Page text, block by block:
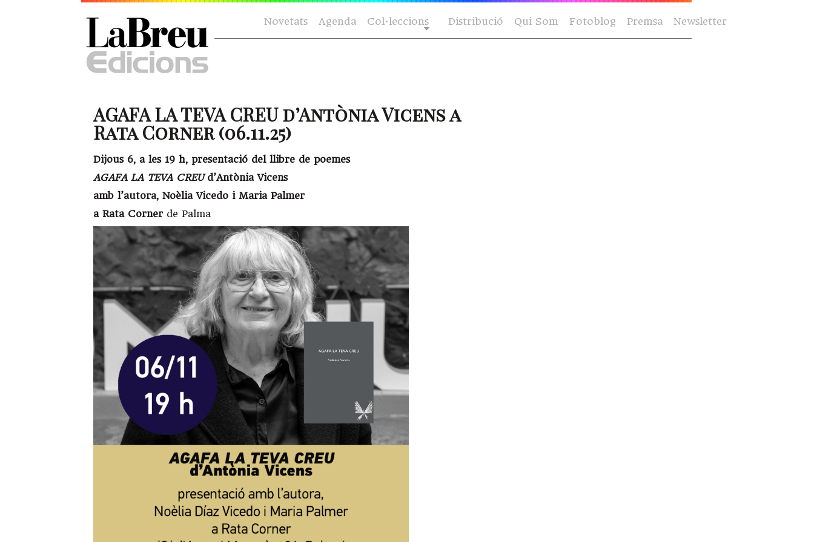
Novetats Agenda Col·leccions Distribució Qui Som Fotoblog Premsa Newsletter
AGAFA LA TEVA CREU d’Antònia Vicens a
Rata Corner (06.11.25)
Dijous 6, a les 19 h, presentació del llibre de poemes
AGAFA LA TEVA CREUd’Antònia Vicens
amb l’autora, Noèlia Vicedo i Maria Palmer
a Rata Corner de Palma